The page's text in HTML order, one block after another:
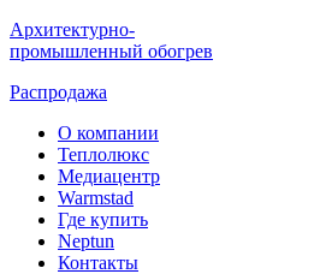
Архитектурно-
промышленный обогрев
Распродажа
О компании
Теплолюкс
Медиацентр
Warmstad
Где купить
Neptun
Контакты